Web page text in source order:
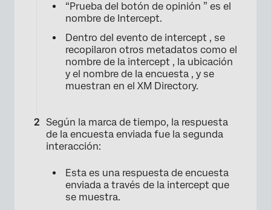
“Prueba del botón de opinión ” es el
nombre de Intercept.
Dentro del evento de intercept , se
recopilaron otros metadatos como el
nombre de la intercept , la ubicación
y el nombre de la encuesta , y se
muestran en el XM Directory.
Según la marca de tiempo, la respuesta
de la encuesta enviada fue la segunda
interacción:
Esta es una respuesta de encuesta
enviada a través de la intercept que
se muestra.